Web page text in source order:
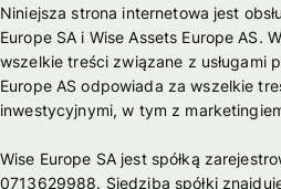
Niniejsza strona internetowa jest
Europe SA i Wise Assets Europe AS.
wszelkie treści związane z usługami
Europe AS odpowiada za wszelkie
inwestycyjnymi, w tym z
Wise Europe SA jest spółką
0713629988. Siedziba spółki